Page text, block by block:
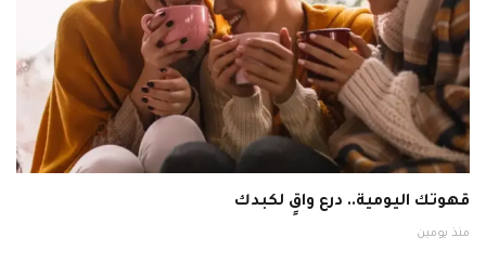
قهوتك اليومية.. درع واقٍ لكبدك
منذ يومين